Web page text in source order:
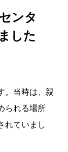
ンタ
した
。当時は、親
られる場所
れていまし